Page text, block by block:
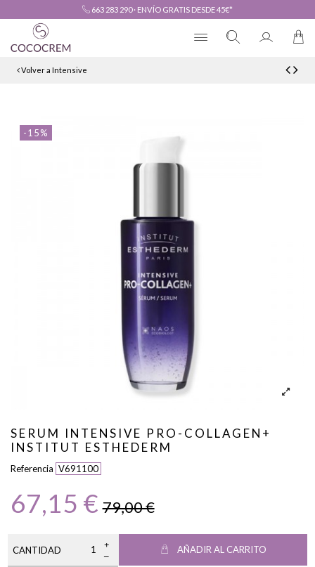
663 283 290· ENVÍO GRATIS DESDE 45€*
Volver a Intensive
-15%
SERUM INTENSIVE PRO-COLLAGEN+
INSTITUT ESTHEDERM
Referencia V691100
67,15 € 79,00 €
CANTIDAD AÑADIR AL CARRITO